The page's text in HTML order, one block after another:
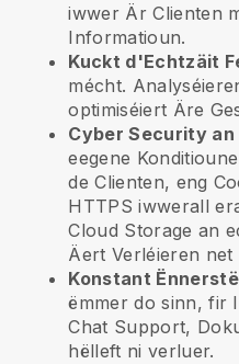
iwwer Är Clienten
Informatioun.
Kuckt d'Echtzäit
mécht.
optimiséiert Äre
Cyber Security
eegene
de Clienten, eng
HTTPS iwwerall
Cloud Storage an
Äert Verléieren net
Konstant
ëmmer do sinn, fir
Chat Support,
hëlleft ni verluer.